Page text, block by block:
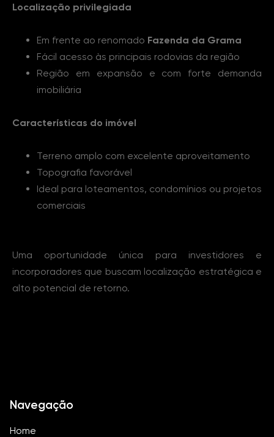
Localização privilegiada
Em frente ao renomado Fazenda da Grama
Fácil acesso às principais rodovias da região
Região em expansão e com forte demanda
imobiliária
Características do imóvel
Terreno amplo com excelente aproveitamento
Topografia favorável
Ideal para loteamentos, condomínios ou projetos
comerciais
Uma oportunidade única para investidores e
incorporadores que buscam localização estratégica e
alto potencial de retorno.
Navegação
Home